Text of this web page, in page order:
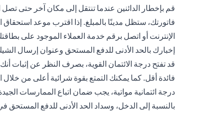
قم بإخطار الدائنين عندما تنتقل إلى مكان آخر حتى
فاتورتك، ستظل مدينًا بالمبلغ. إذا اقترب موعد
الإنترنت أو اتصل برقم خدمة العملاء الموجود على
إخبارك بالحد الأدنى للدفع المستحق وعنوان إرسال
قد تفتح درجة الائتمان القوية، بصرف النظر عن
فائدة أقل. كما يمكنك التمتع بقوة شرائية أعلى من
درجة ائتمانية مواتية، يجب ضمان اتباع الممارسات
بالنسبة إلى الدخل، وسداد الحد الأدنى للدفع المستحق